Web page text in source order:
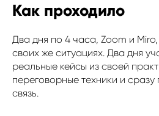
Как проходило
Два дня по 4 часа, Zoom и
своих же ситуациях. Два дня
реальные кейсы из своей
переговорные техники и
связь.